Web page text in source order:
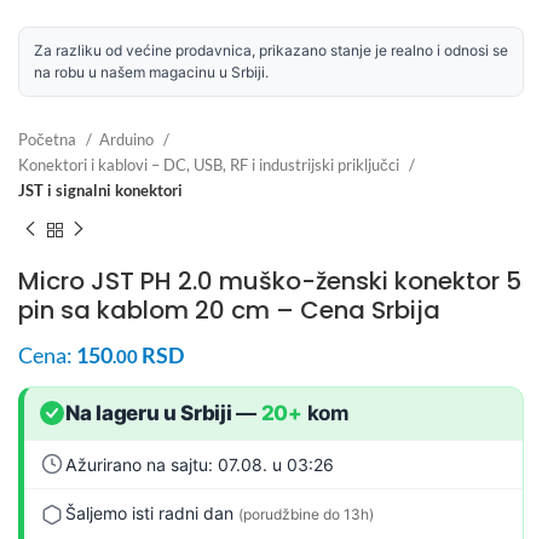
Za razliku od većine prodavnica, prikazano stanje je realno i odnosi se
na robu u našem magacinu u Srbiji.
Početna
Arduino
Konektori i kablovi – DC, USB, RF i industrijski priključci
JST i signalni konektori
Micro JST PH 2.0 muško-ženski konektor 5
pin sa kablom 20 cm – Cena Srbija
Cena: 150.00 RSD
Na lageru u Srbiji — 20+ kom
Ažurirano na sajtu: 07.08. u 03:26
Šaljemo isti radni dan (porudžbine do 13h)